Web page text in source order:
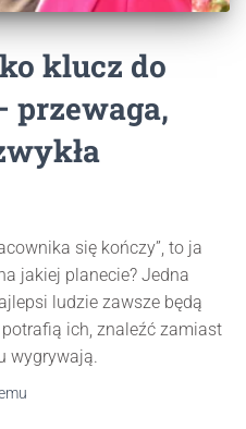
klucz do
przewaga,
się kończy”, to ja
jakiej planecie? Jedna
ludzie zawsze będą
ich, znaleźć zamiast
wygrywają.